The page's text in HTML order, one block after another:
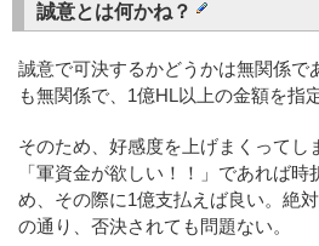
誠意とは何かね？
誠意で可決するかどうかは無関係で
も無関係で、1億HL以上の金額を指
そのため、好感度を上げまくってし
「軍資金が欲しい！！」であれば
め、その際に1億支払えば良い。絶
の通り、否決されても問題ない。